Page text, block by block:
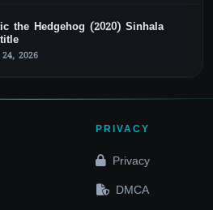
the Hedgehog (2020) Sinhala
24, 2026
PRIVACY
Privacy
DMCA